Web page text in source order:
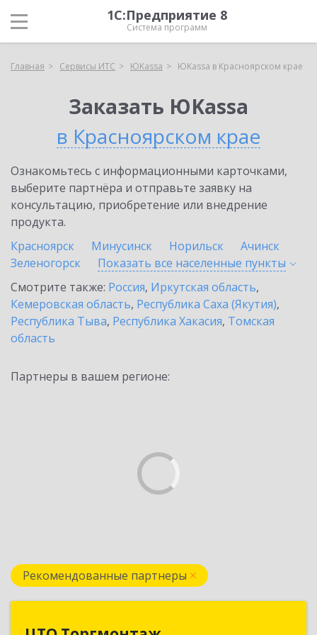
1С:Предприятие 8
Система программ
Главная Сервисы ИТС ЮKassa ЮKassa в Красноярском крае
Заказать ЮKassa
в Красноярском крае
Ознакомьтесь с информационными карточками,
выберите партнёра и отправьте заявку на
консультацию, приобретение или внедрение
продукта.
Красноярск
Минусинск Норильск
Ачинск
Зеленогорск
Показать все населенные пункты
Смотрите также: Россия, Иркутская область,
Кемеровская область, Республика Саха (Якутия),
Республика Тыва, Республика Хакасия, Томская
область
Партнеры в вашем регионе:
Рекомендованные партнеры